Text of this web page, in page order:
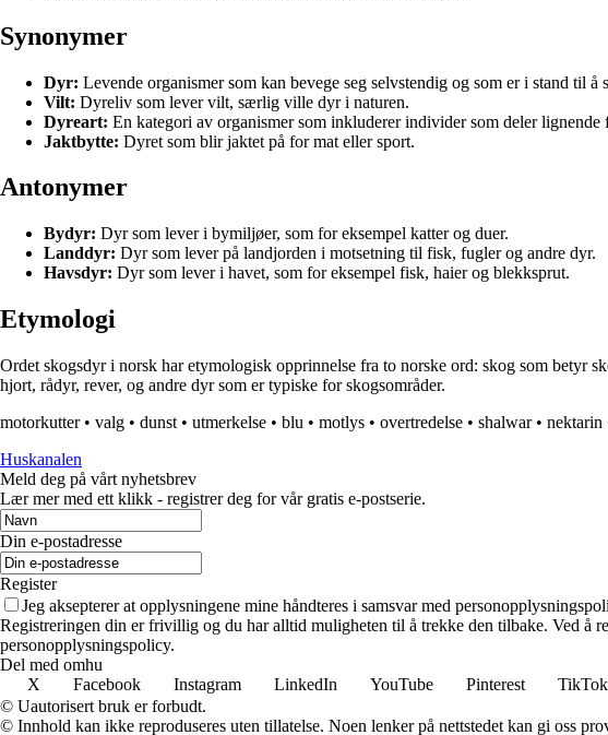
Synonymer
Dyr: Levende organismer som kan bevege seg selvstendig og som er i stand til å
Vilt: Dyreliv som lever vilt, særlig ville dyr i naturen.
Dyreart: En kategori av organismer som inkluderer individer som deler
Jaktbytte: Dyret som blir jaktet på for mat eller sport.
Antonymer
Bydyr: Dyr som lever i bymiljøer, som for eksempel katter og duer.
Landdyr: Dyr som lever på landjorden i motsetning til fisk, fugler og andre dyr.
Havsdyr: Dyr som lever i havet, som for eksempel fisk, haier og blekksprut.
Etymologi
Ordet skogsdyr i norsk har etymologisk opprinnelse fra to norske ord: skog som betyr
hjort, rådyr, rever, og andre dyr som er typiske for skogsområder.
motorkutter• valg • dunst • utmerkelse • blu • motlys • overtredelse • shalwar• nektarin
Huskanalen
Meld deg på vårt nyhetsbrev
Lær mer med ett klikk - registrer deg for vår gratis e-postserie.
Din e-postadresse
Register
Jeg aksepterer at opplysningene mine håndteres i samsvar med
Registreringen din er frivillig og du har alltid muligheten til å trekke den tilbake. Ved å
personopplysningspolicy.
Del med omhu
X
Facebook Instagram LinkedIn YouTube Pinterest TikTok
© Uautorisert bruk er forbudt.
© Innhold kan ikke reproduseres uten tillatelse. Noen lenker på nettstedet kan gi oss